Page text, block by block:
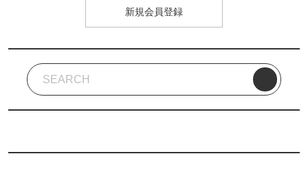
新規会員登録